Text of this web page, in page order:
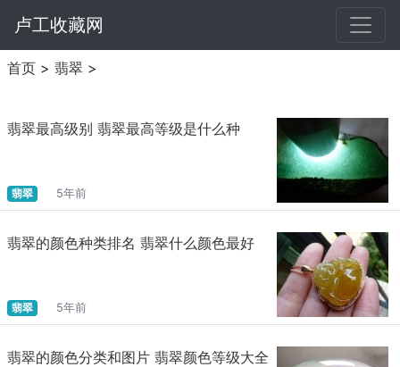
卢工收藏网
首页 > 翡翠 >
翡翠最高级别 翡翠最高等级是什么种
翡翠 5年前
翡翠的颜色种类排名 翡翠什么颜色最好
翡翠 5年前
翡翠的颜色分类和图片 翡翠颜色等级大全